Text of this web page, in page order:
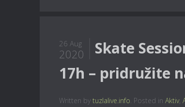
26 Aug
2020
Skate
17h – pridružite
Written by tuzlalive.info. Posted in Aktiv,